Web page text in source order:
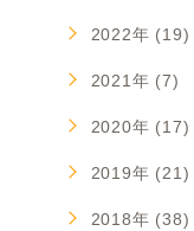
2022年 (19)
2021年 (7)
2020年 (17)
2019年 (21)
2018年 (38)